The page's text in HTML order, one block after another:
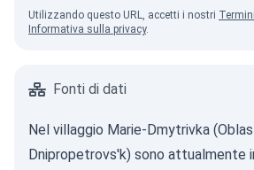
Utilizzando questo URL, accetti i nostri
Informativa sulla privacy.
Fonti di dati
Nel villaggio Marie-Dmytrivka
Dnipropetrovs'k) sono attualmente